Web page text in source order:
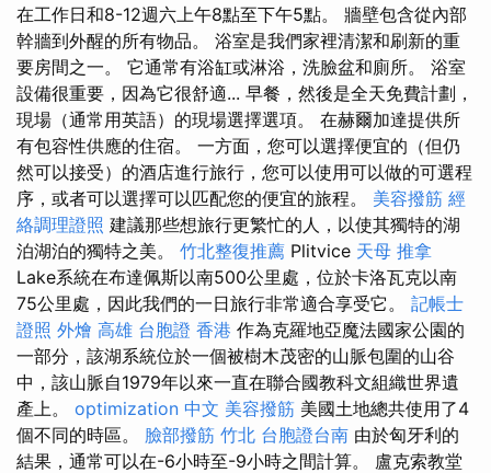
在工作日和8-12週六上午8點至下午5點。 牆壁包含從內部
幹牆到外醒的所有物品。 浴室是我們家裡清潔和刷新的重
要房間之一。 它通常有浴缸或淋浴，洗臉盆和廁所。 浴室
設備很重要，因為它很舒適... 早餐，然後是全天免費計劃，
現場（通常用英語）的現場選擇選項。 在赫爾加達提供所
有包容性供應的住宿。 一方面，您可以選擇便宜的（但仍
然可以接受）的酒店進行旅行，您可以使用可以做的可選程
序，或者可以選擇可以匹配您的便宜的旅程。 美容撥筋 經
絡調理證照 建議那些想旅行更繁忙的人，以使其獨特的湖
泊湖泊的獨特之美。 竹北整復推薦 Plitvice 天母 推拿
Lake系統在布達佩斯以南500公里處，位於卡洛瓦克以南
75公里處，因此我們的一日旅行非常適合享受它。 記帳士
證照 外燴 高雄 台胞證 香港 作為克羅地亞魔法國家公園的
一部分，該湖系統位於一個被樹木茂密的山脈包圍的山谷
中，該山脈自1979年以來一直在聯合國教科文組織世界遺
產上。 optimization 中文 美容撥筋 美國土地總共使用了4
個不同的時區。 臉部撥筋 竹北 台胞證台南 由於匈牙利的
結果，通常可以在-6小時至-9小時之間計算。 盧克索教堂